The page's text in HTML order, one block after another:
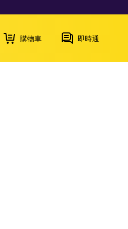
購物車 即時通